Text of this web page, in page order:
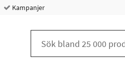
Kampanjer